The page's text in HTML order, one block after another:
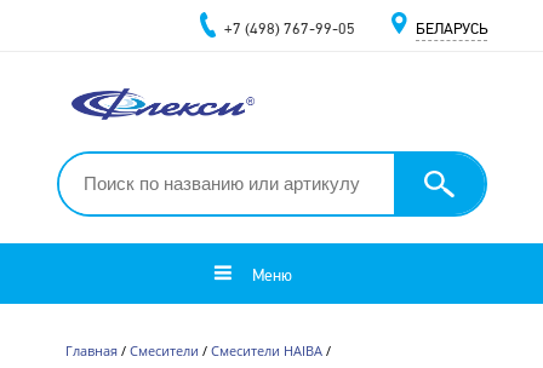
+7 (498) 767-99-05 БЕЛАРУСЬ
Меню
Главная/ Смесители / Смесители HAIBA/